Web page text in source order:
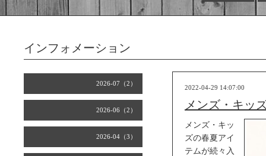
2026-07（2）
2026-06（2）
2026-04（3）
インフォメーション
2022-04-29 14:07:00
メンズ・キッ
メンズ・キッ
ズの春夏アイ
テムが続々入